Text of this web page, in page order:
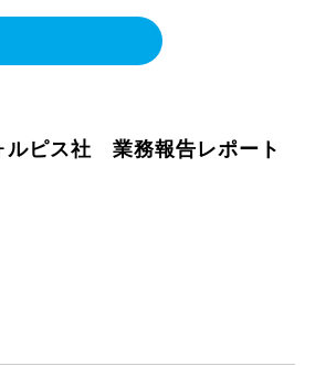
ルピス社 業務報告レポート